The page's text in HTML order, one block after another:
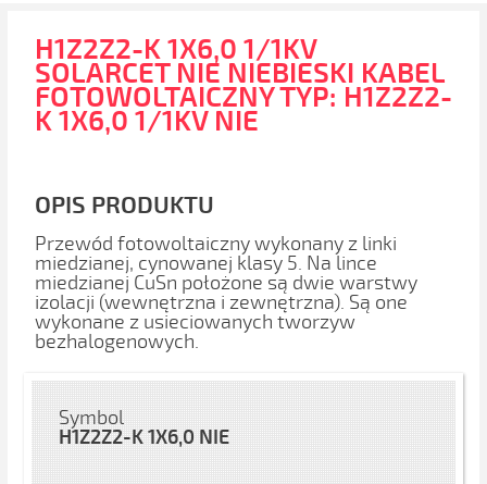
H1Z2Z2-K 1X6,0 1/1KV
SOLARCET NIE NIEBIESKI KABEL
FOTOWOLTAICZNY TYP: H1Z2Z2-
K 1X6,0 1/1KV NIE
OPIS PRODUKTU
Przewód fotowoltaiczny wykonany z linki
miedzianej, cynowanej klasy 5. Na lince
miedzianej CuSn położone są dwie warstwy
izolacji (wewnętrzna i zewnętrzna). Są one
wykonane z usieciowanych tworzyw
bezhalogenowych.
Symbol
H1Z2Z2-K 1X6,0 NIE